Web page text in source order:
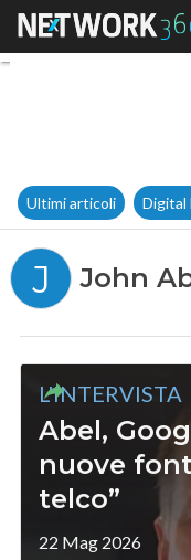
Ultimi articoli Digital
J John
L'INTERVISTA
Abel,
nuove
telco”
22 Mag 2026